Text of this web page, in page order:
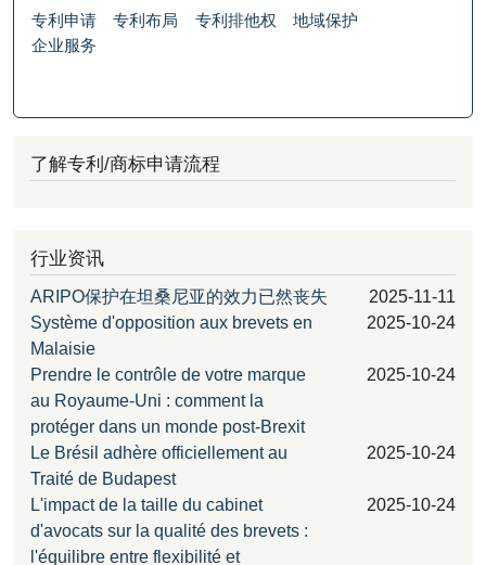
专利申请 专利布局 专利排他权
地域保护
企业服务
了解专利/商标申请流程
行业资讯
ARIPO保护在坦桑尼亚的效力已然丧失
2025-11-11
Système d'opposition aux brevets en
Malaisie
2025-10-24
Prendre le contrôle de votre marque
au Royaume-Uni : comment la
protéger dans un monde post-Brexit
2025-10-24
Le Brésil adhère officiellement au
Traité de Budapest
2025-10-24
L'impact de la taille du cabinet
d'avocats sur la qualité des brevets :
l'équilibre entre flexibilité et
2025-10-24